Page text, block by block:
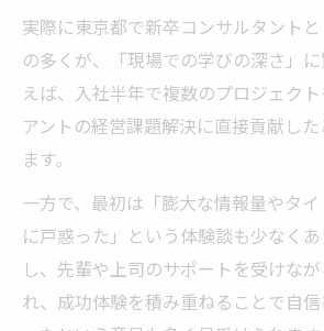
実際に東京都で新卒コンサルタント
の多くが、「現場での学びの深さ」
えば、入社半年で複数のプロジェク
アントの経営課題解決に直接貢献し
ます。
一方で、最初は「膨大な情報量やタ
に戸惑った」という体験談も少なく
し、先輩や上司のサポートを受けな
れ、成功体験を積み重ねることで自